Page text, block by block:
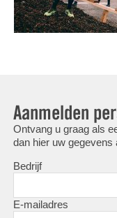
Aanmelden
Ontvang u graag als
dan hier uw gegevens
Bedrijf
E-mailadres